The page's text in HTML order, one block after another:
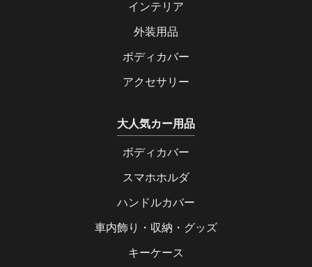
インテリア
外装用品
ボディカバー
アクセサリー
大人気カー用品
ボディカバー
スマホホルダ
ハンドルカバー
車内飾り・収納・グッズ
キーケース